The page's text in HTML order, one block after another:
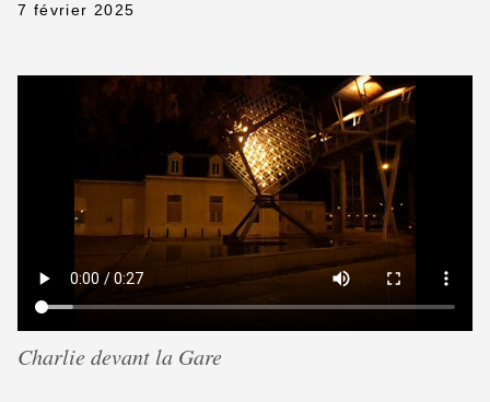
7 février 2025
Charlie devant la Gare